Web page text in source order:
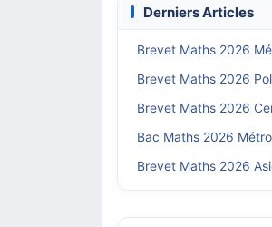
Derniers Articles
Brevet Maths 2026
Brevet Maths 2026
Brevet Maths 2026
Bac Maths 2026
Brevet Maths 2026